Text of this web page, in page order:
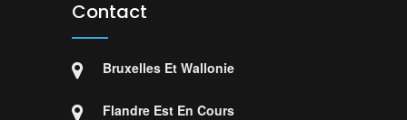
Contact
Bruxelles Et Wallonie
Flandre Est En Cours